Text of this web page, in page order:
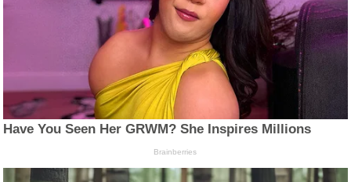
Have You Seen Her GRWM? She Inspires Millions
Brainberries